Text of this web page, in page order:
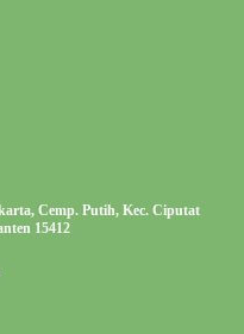
Cemp. Putih, Kec. Ciputat
15412